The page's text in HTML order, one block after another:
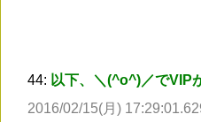
44: 以下、＼(^o^)／でVIP
2016/02/15(月)